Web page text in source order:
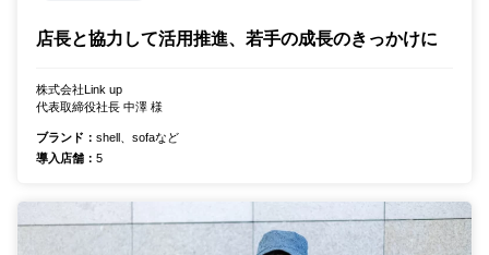
店長と協力して活用推進、若手の成長のきっかけに
株式会社Link up
代表取締役社長 中澤 様
ブランド： shell、sofaなど
導入店舗： 5